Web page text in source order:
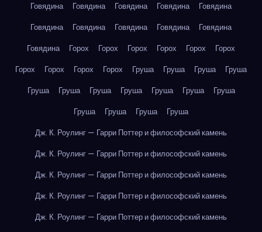
Говядина
Говядина Говядина Говядина
Говядина
Говядина
Говядина Говядина Говядина
Говядина
Говядина
Горох Горох Горох Горох Горох
Горох
Горох
Горох Горох Горох Груша Груша Груша
Груша
Груша
Груша Груша Груша Груша Груша
Груша
Груша
Груша Груша
Груша
Дж. К. Роулинг — Гарри Поттер и философский камень
Дж. К. Роулинг — Гарри Поттер и философский камень
Дж. К. Роулинг — Гарри Поттер и философский камень
Дж. К. Роулинг — Гарри Поттер и философский камень
Дж. К. Роулинг — Гарри Поттер и философский камень